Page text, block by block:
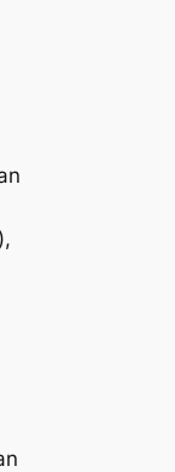
),